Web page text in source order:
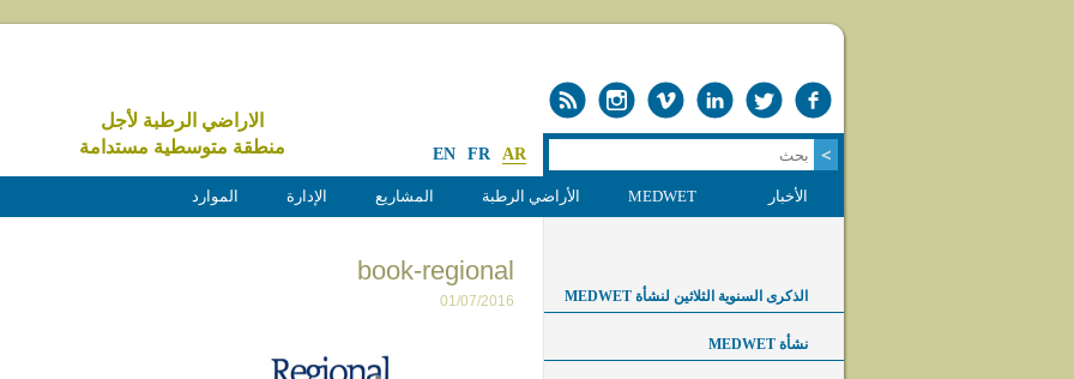
الاراضي الرطبة لأجل
منطقة متوسطية مستدامة
EN FR AR
الأخبار MEDWET الأراضي الرطبة المشاريع الإدارة الموارد
book-regional
01/07/2016 الذكرى السنوية الثلاثين لنشأة MEDWET
نشأة MEDWET